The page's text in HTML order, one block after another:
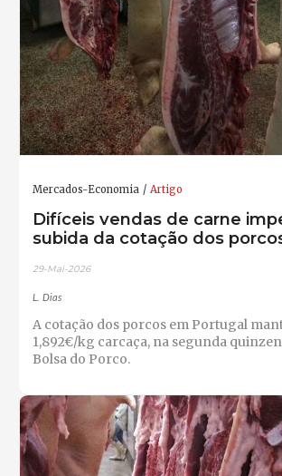
Mercados-Economia Artigo
Difíceis vendas de carne
subida da cotação dos
29-Mai-2026
L. Dias
A cotação dos porcos em Portugal
1,892€/kg carcaça, na segunda
Bolsa do Porco.